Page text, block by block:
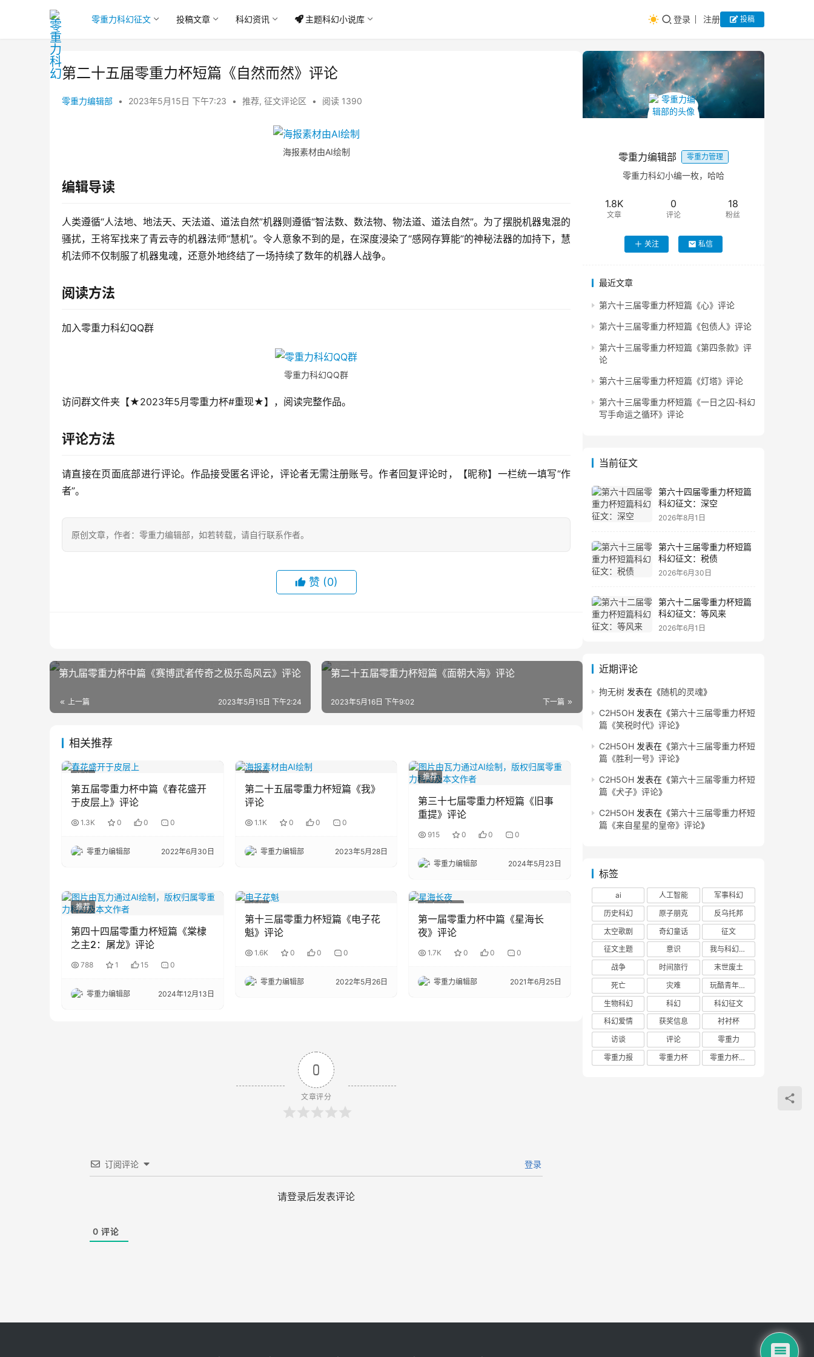
零重力科幻征文 投稿文章 科幻资讯 主题科幻小说库 登录 注册 投稿
第二十五届零重力杯短篇《自然而然》评论
零重力编辑部 • 2023年5月15日 下午7:23 • 推荐, 征文评论区 • 阅读 1390
海报素材由AI绘制
编辑导读
人类遵循“人法地、地法天、天法道、道法自然”机器则遵循“智法数、数法物、物法道、道法自然”。为了摆脱机器鬼混的
骚扰，王将军找来了青云寺的机器法师“慧机”。令人意象不到的是，在深度浸染了“感网存算能”的神秘法器的加持下，慧
机法师不仅制服了机器鬼魂，还意外地终结了一场持续了数年的机器人战争。
阅读方法
加入零重力科幻QQ群
零重力科幻QQ群
访问群文件夹【★2023年5月零重力杯#重现★】，阅读完整作品。
评论方法
请直接在页面底部进行评论。作品接受匿名评论，评论者无需注册账号。作者回复评论时，【昵称】一栏统一填写“作
者”。
原创文章，作者：零重力编辑部，如若转载，请自行联系作者。
赞 (0)
第九届零重力杯中篇《赛博武者传奇之极乐岛风云》评论
上一篇 2023年5月15日 下午2:24
第二十五届零重力杯短篇《面朝大海》评论
下一篇
2023年5月16日 下午9:02
相关推荐
第五届零重力杯中篇《春花盛开
于皮层上》评论
1.3K 0 0 0
零重力编辑部 2022年6月30日
第二十五届零重力杯短篇《我》
评论
1.1K 0 0 0
零重力编辑部 2023年5月28日
推荐
第三十七届零重力杯短篇《旧事
重提》评论
915 0 0 0
零重力编辑部 2024年5月23日
推荐
第四十四届零重力杯短篇《棠棣
之主2：屠龙》评论
788 1 15 0
零重力编辑部 2024年12月13日
第十三届零重力杯短篇《电子花
魁》评论
1.6K 0 0 0
零重力编辑部 2022年5月26日
第一届零重力杯中篇《星海长
夜》评论
1.7K 0 0 0
零重力编辑部 2021年6月25日
0
文章评分
订阅评论 登录
请登录后发表评论
0 评论
零重力编辑部 零重力管理
零重力科幻小编一枚，哈哈
1.8K
文章
0
评论
18
粉丝
关注 私信
最近文章
第六十三届零重力杯短篇《心》评论
第六十三届零重力杯短篇《包债人》评论
第六十三届零重力杯短篇《第四条款》评
论
第六十三届零重力杯短篇《灯塔》评论
第六十三届零重力杯短篇《一日之囚-科幻
写手命运之循环》评论
当前征文
第六十四届零重力杯短篇
科幻征文：深空
2026年8月1日
第六十三届零重力杯短篇
科幻征文：税债
2026年6月30日
第六十二届零重力杯短篇
科幻征文：等风来
2026年6月1日
近期评论
拘无树 发表在《随机的灵魂》
C2H5OH 发表在《第六十三届零重力杯短
篇《笑税时代》评论》
C2H5OH 发表在《第六十三届零重力杯短
篇《胜利一号》评论》
C2H5OH 发表在《第六十三届零重力杯短
篇《犬子》评论》
C2H5OH 发表在《第六十三届零重力杯短
篇《来自星星的皇帝》评论》
标签
ai 人工智能
军事科幻
历史科幻
原子朋克
反乌托邦
太空歌剧
奇幻童话
征文
征文主题
意识
我与科幻的回忆
战争
时间旅行
末世废土
死亡
灾难
玩酷青年零重力联合征文
生物科幻
科幻
科幻征文
科幻爱情
获奖信息
衬衬杯
访谈
评论
零重力
零重力报
零重力杯 零重力杯评论